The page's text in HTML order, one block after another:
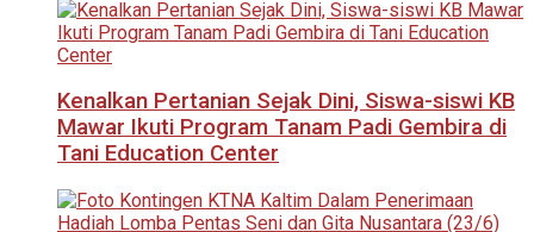
Kenalkan Pertanian Sejak Dini, Siswa-siswi KB
Mawar Ikuti Program Tanam Padi Gembira di
Tani Education Center